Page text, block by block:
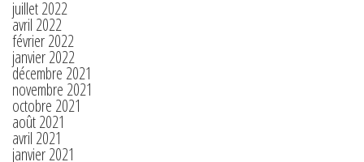
juillet 2022
avril 2022
février 2022
janvier 2022
décembre 2021
novembre 2021
octobre 2021
août 2021
avril 2021
janvier 2021